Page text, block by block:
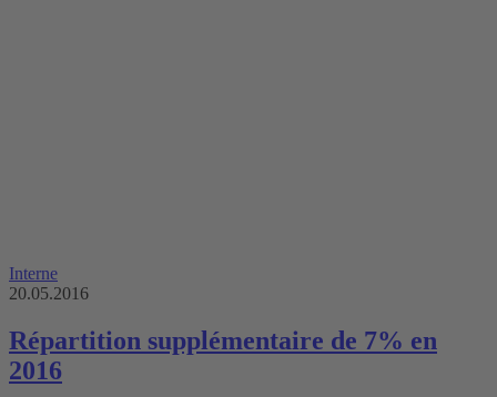
Interne
20.05.2016
Répartition supplémentaire de 7% en
2016